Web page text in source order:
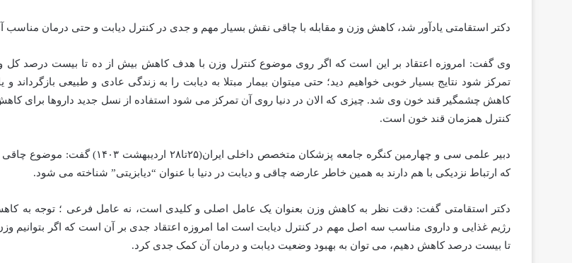
دکتر استقامتی یادآور شد، کاهش وزن و مقابله با چاقی نقش بسیار مهم و جدی در کنترل دیابت و حتی درمان مناسب
وی گفت: امروزه اعتقاد بر این است که اگر روی موضوع کنترل وزن با هدف کاهش بیش از ده تا بیست درصد کل
تمرکز شود نتایج بسیار خوبی خواهیم دید؛ حتی میتوان بیمار مبتلا به دیابت را به زندگی عادی و طبیعی بازگرداند و
کاهش چشمگیر قند خون وی شد. چیزی که الان در دنیا روی آن تمرکز می شود استفاده از نسل جدید داروها برای
کنترل همزمان قند خون است.
دبیر علمی سی و چهارمین کنگره جامعه پزشکان متخصص داخلی ایران(۲۵تا۲۸
که ارتباط نزدیکی با هم دارند به همین خاطر عارضه چاقی و دیابت در دنیا با عنوان “دیابزیتی” شناخته می شود.
دکتر استقامتی گفت: دقت نظر به کاهش وزن بعنوان یک عامل اصلی و کلیدی است، نه عامل فرعی ؛ توجه به
رژیم غذایی و داروی مناسب سه اصل مهم در کنترل دیابت است اما امروزه اعتقاد جدی بر آن است که اگر بتوانیم وزن
تا بیست درصد کاهش دهیم، می توان به بهبود وضعیت دیابت و درمان آن کمک جدی کرد.